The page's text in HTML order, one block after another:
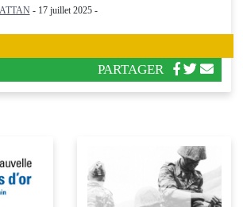
- 17 juillet 2025 -
PARTAGER